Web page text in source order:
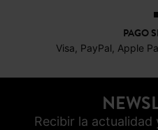
PAGO
Visa, PayPal, Apple
Recibir la